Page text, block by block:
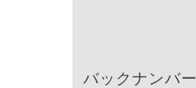
バックナンバー